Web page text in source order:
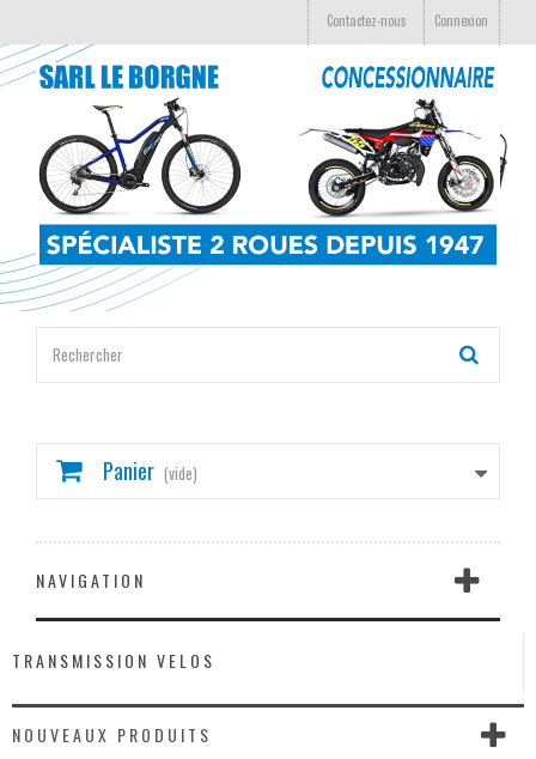
Connexion
Contactez-nous
Panier (vide)
NAVIGATION
TRANSMISSION VELOS
NOUVEAUX PRODUITS